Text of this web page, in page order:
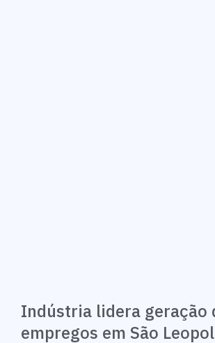
Indústria lidera geração
empregos em São